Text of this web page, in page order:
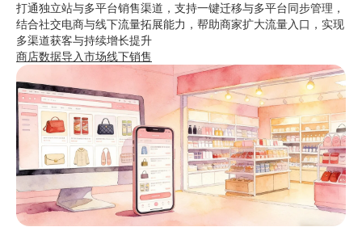
打通独立站与多平台销售渠道，支持一键迁移与多平台同步管理，
结合社交电商与线下流量拓展能力，帮助商家扩大流量入口，实现
多渠道获客与持续增长提升
商店数据导入市场线下销售